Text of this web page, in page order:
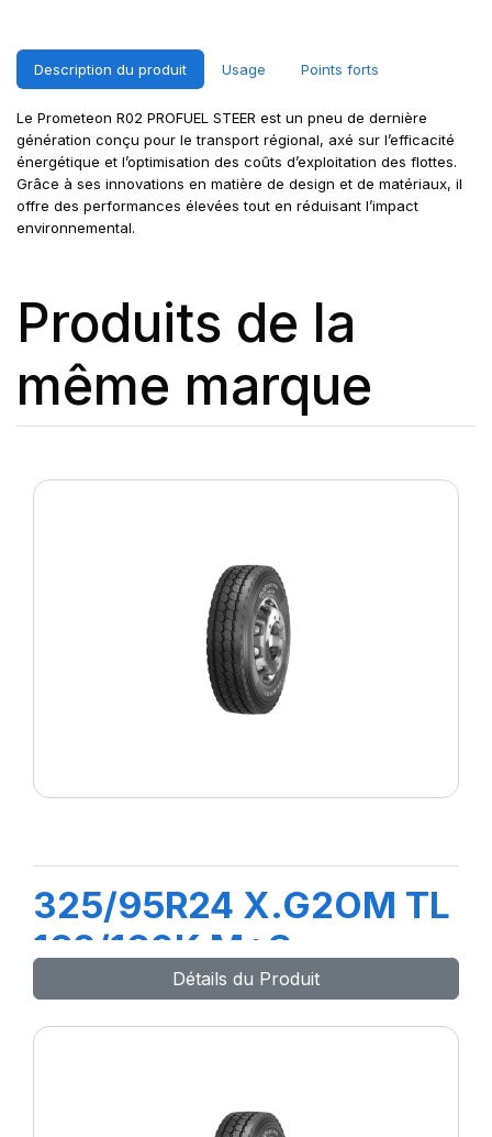
Description du produit Usage Points forts
Le Prometeon R02 PROFUEL STEER est un pneu de dernière
génération conçu pour le transport régional, axé sur l’efficacité
énergétique et l’optimisation des coûts d’exploitation des flottes.
Grâce à ses innovations en matière de design et de matériaux, il
offre des performances élevées tout en réduisant l’impact
environnemental.
Produits de la
même marque
325/95R24 X.G2OM TL
162/160K M+S
Détails du Produit